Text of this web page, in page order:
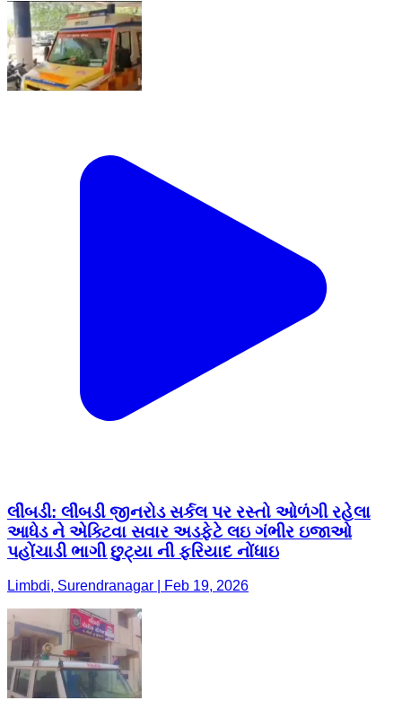
લીંબડી: લીંબડી જીનરોડ સર્કલ પર રસ્તો ઓળંગી રહેલા
આધેડ ને એક્ટિવા સવાર અડફેટે લઇ ગંભીર ઇજાઓ
પહોંચાડી ભાગી છુટ્યા ની ફરિયાદ નોંધાઇ
Limbdi, Surendranagar | Feb 19, 2026